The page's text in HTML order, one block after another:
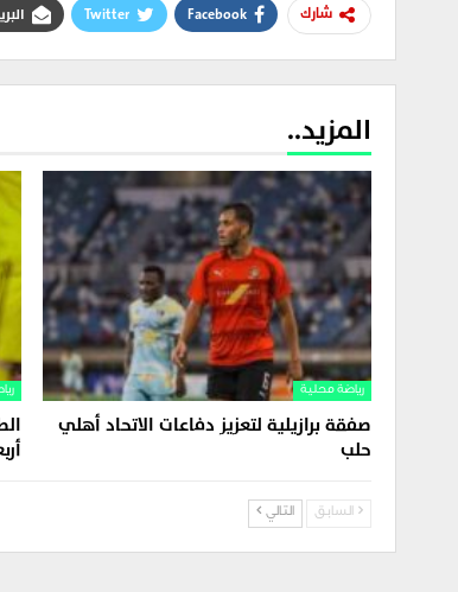
شارك Facebook
Twitter
المزيد..
رياضة محلية
صفقة برازيلية لتعزيز دفاعات الاتحاد أهلي
حلب
السابق التالي